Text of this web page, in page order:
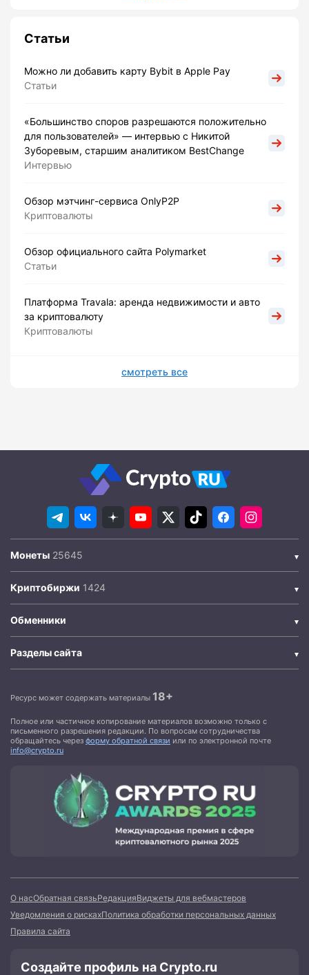
Статьи
Можно ли добавить карту Bybit в Apple Pay
Статьи
«Большинство споров разрешаются положительно
для пользователей» — интервью с Никитой
Зуборевым, старшим аналитиком BestChange
Интервью
Обзор мэтчинг-сервиса OnlyP2P
Криптовалюты
Обзор официального сайта Polymarket
Статьи
Платформа Travala: аренда недвижимости и авто
за криптовалюту
Криптовалюты
смотреть все
Монеты
Криптобиржи
Обменники
Разделы сайта
Ресурс может содержать материалы 18+
Полное или частичное копирование материалов возможно только с
письменного разрешения редакции. По вопросам сотрудничества
обращайтесь через форму обратной связи или по электронной почте
info@crypto.ru
О насОбратная связьРедакцияВиджеты для вебмастеров
Уведомления о рискахПолитика обработки персональных данных
Правила сайта
Создайте профиль на Crypto.ru